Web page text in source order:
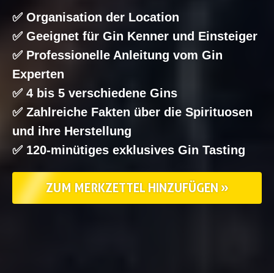
✅ Organisation der Location
✅ Geeignet für Gin Kenner und Einsteiger
✅ Professionelle Anleitung vom Gin
Experten
✅ 4 bis 5 verschiedene Gins
✅ Zahlreiche Fakten über die Spirituosen
und ihre Herstellung
✅ 120-minütiges exklusives Gin Tasting
ZUM MERKZETTEL HINZUFÜGEN »